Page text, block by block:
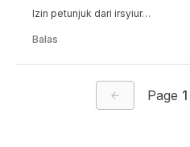
Izin petunjuk dari irsyiur…
Balas
Page 1